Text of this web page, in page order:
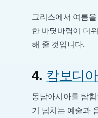
그리스에서 여름
한 바닷바람이 더
해 줄 것입니다.
4. 캄보디
동남아시아를 탐
기 넘치는 예술과